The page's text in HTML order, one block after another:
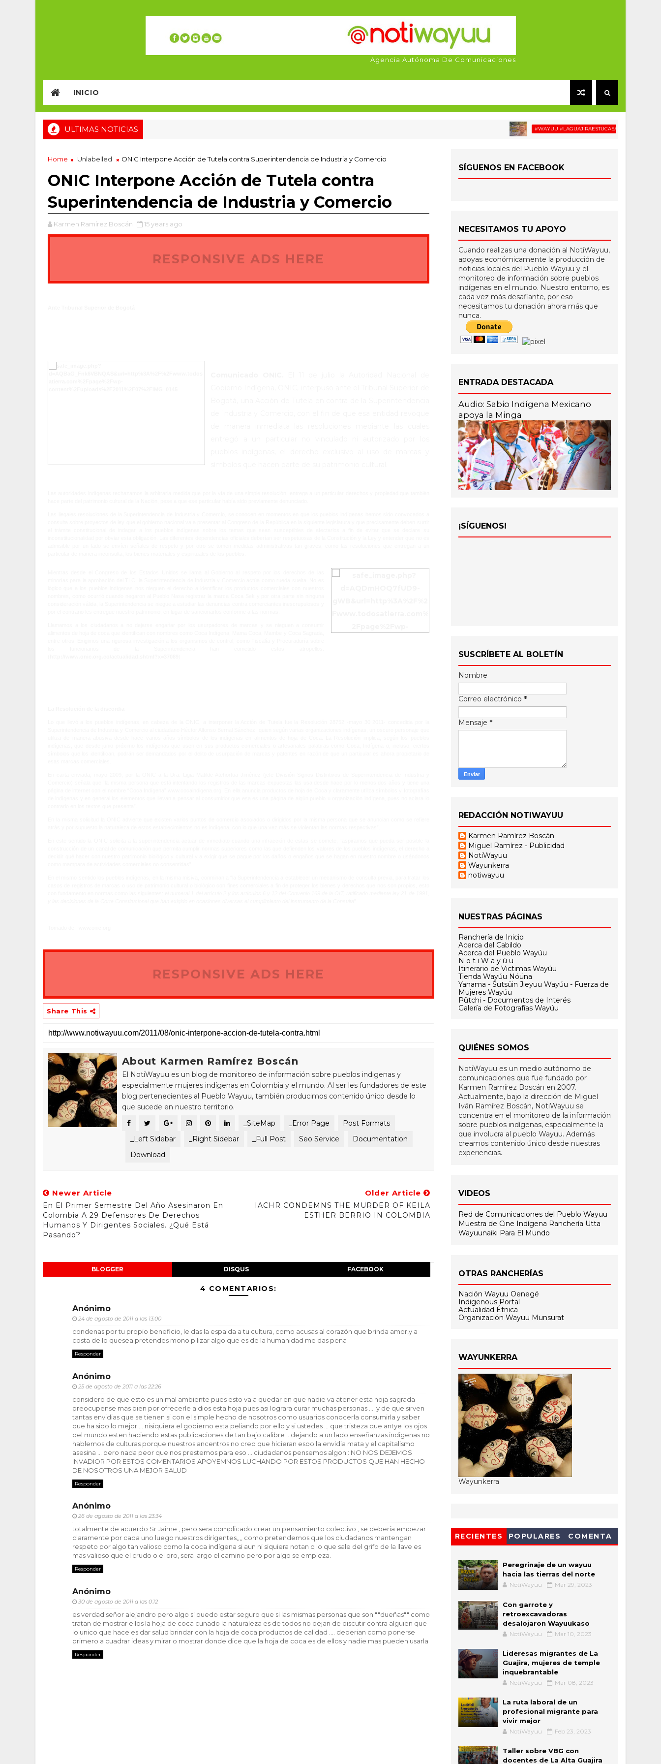
Agencia Autónoma De Comunicaciones
INICIO
ULTIMAS NOTICIAS #WAYUU #LAGUAJIRAESTUCASA #MIGRACIÓN
Home Unlabelled ONIC Interpone Acción de Tutela contra Superintendencia de Industria y Comercio
ONIC Interpone Acción de Tutela contra
Superintendencia de Industria y Comercio
Karmen Ramírez Boscán 15 years ago
RESPONSIVE ADS HERE
RESPONSIVE ADS HERE
Share This
About Karmen Ramírez Boscán
El NotiWayuu es un blog de monitoreo de información sobre pueblos indigenas y
especialmente mujeres indígenas en Colombia y el mundo. Al ser les fundadores de este
blog pertenecientes al Pueblo Wayuu, también producimos contenido único desde lo
que sucede en nuestro territorio.
_SiteMap
_Error Page
Post Formats
_Left Sidebar
_Right Sidebar _Full Post Seo Service
Documentation
Download
Newer Article
En El Primer Semestre Del Año Asesinaron En
Colombia A 29 Defensores De Derechos
Humanos Y Dirigentes Sociales. ¿Qué Está
Pasando?
Older Article
IACHR CONDEMNS THE MURDER OF KEILA
ESTHER BERRIO IN COLOMBIA
BLOGGER DISQUS FACEBOOK
4 COMENTARIOS:
Anónimo
24 de agosto de 2011 a las 13:00
condenas por tu propio beneficio, le das la espalda a tu cultura, como acusas al corazón que brinda amor,y a
costa de lo quesea pretendes mono pilizar algo que es de la humanidad me das pena
Responder
Anónimo
25 de agosto de 2011 a las 22:26
considero de que esto es un mal ambiente pues esto va a quedar en que nadie va atener esta hoja sagrada
preocupense mas bien por ofrecerle a dios esta hoja pues asi lograra curar muchas personas .... y de que sirven
tantas envidias que se tienen si con el simple hecho de nosotros como usuarios conocerla consumirla y saber
que ha sido lo mejor ... nisiquiera el gobierno esta peliando por ello y si ustedes ... que tristeza que antye los ojos
del mundo esten haciendo estas publicaciones de tan bajo calibre .. dejando a un lado enseñanzas indigenas no
hablemos de culturas porque nuestros ancentros no creo que hicieran esoo la envidia mata y el capitalismo
asesina ... pero nada peor que nos prestemos para eso ... ciudadanos pensemos algon : NO NOS DEJEMOS
INVADIOR POR ESTOS COMENTARIOS APOYEMNOS LUCHANDO POR ESTOS PRODUCTOS QUE HAN HECHO
DE NOSOTROS UNA MEJOR SALUD
Responder
Anónimo
26 de agosto de 2011 a las 23:34
totalmente de acuerdo Sr Jaime , pero sera complicado crear un pensamiento colectivo , se debería empezar
claramente por cada uno luego nuestros dirigentes,,,, como pretendemos que los ciudadanos mantengan
respeto por algo tan valioso como la coca indígena si aun ni siquiera notan q lo que sale del grifo de la llave es
mas valioso que el crudo o el oro, sera largo el camino pero por algo se empieza.
Responder
Anónimo
30 de agosto de 2011 a las 0:12
es verdad señor alejandro pero algo si puedo estar seguro que si las mismas personas que son ""dueñas"" como
tratan de mostrar ellos la hoja de coca cunado la naturaleza es de todos no dejan de discutir contra alguien que
lo unico que hace es dar salud brindar con la hoja de coca productos de calidad .... deberian como ponerse
primero a cuadrar ideas y mirar o mostrar donde dice que la hoja de coca es de ellos y nadie mas pueden usarla
Responder
SÍGUENOS EN FACEBOOK
NECESITAMOS TU APOYO
Cuando realizas una donación al NotiWayuu,
apoyas económicamente la producción de
noticias locales del Pueblo Wayuu y el
monitoreo de información sobre pueblos
indígenas en el mundo. Nuestro entorno, es
cada vez más desafiante, por eso
necesitamos tu donación ahora más que
nunca.
ENTRADA DESTACADA
Audio: Sabio Indígena Mexicano
apoya la Minga
¡SÍGUENOS!
SUSCRÍBETE AL BOLETÍN
Nombre
Correo electrónico *
Mensaje *
REDACCIÓN NOTIWAYUU
Karmen Ramírez Boscán
Miguel Ramírez - Publicidad
NotiWayuu
Wayunkerra
notiwayuu
NUESTRAS PÁGINAS
Ranchería de Inicio
Acerca del Cabildo
Acerca del Pueblo Wayúu
N o t i W a y ú u
Itinerario de Victimas Wayúu
Tienda Wayúu Nóüna
Yanama - Sutsüin Jieyuu Wayúu - Fuerza de
Mujeres Wayúu
Pütchi - Documentos de Interés
Galería de Fotografías Wayúu
QUIÉNES SOMOS
NotiWayuu es un medio autónomo de
comunicaciones que fue fundado por
Karmen Ramírez Boscán en 2007.
Actualmente, bajo la dirección de Miguel
Iván Ramírez Boscán, NotiWayuu se
concentra en el monitoreo de la información
sobre pueblos indígenas, especialmente la
que involucra al pueblo Wayuu. Además
creamos contenido único desde nuestras
experiencias.
VIDEOS
Red de Comunicaciones del Pueblo Wayuu
Muestra de Cine Indígena Ranchería Utta
Wayuunaiki Para El Mundo
OTRAS RANCHERÍAS
Nación Wayuu Oenegé
Indigenous Portal
Actualidad Étnica
Organización Wayuu Munsurat
WAYUNKERRA
Wayunkerra
RECIENTES POPULARES COMENTA
Peregrinaje de un wayuu
hacia las tierras del norte
NotiWayuu Mar 29, 2023
Con garrote y
retroexcavadoras
desalojaron Wayuukaso
NotiWayuu Mar 10, 2023
Lideresas migrantes de La
Guajira, mujeres de temple
inquebrantable
NotiWayuu Mar 08, 2023
La ruta laboral de un
profesional migrante para
vivir mejor
NotiWayuu Feb 23, 2023
Taller sobre VBG con
docentes de La Alta Guajira